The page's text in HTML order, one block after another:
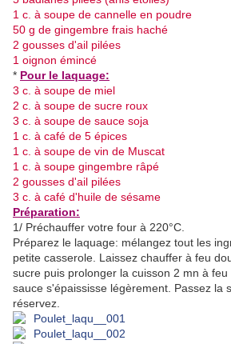
1 c. à soupe de cannelle en poudre
50 g de gingembre frais haché
2 gousses d'ail pilées
1 oignon émincé
* Pour le laquage:
3 c. à soupe de miel
2 c. à soupe de sucre roux
3 c. à soupe de sauce soja
1 c. à café de 5 épices
1 c. à soupe de vin de Muscat
1 c. à soupe gingembre râpé
2 gousses d'ail pilées
3 c. à café d'huile de sésame
Préparation:
1/ Préchauffer votre four à 220°C.
Préparez le laquage: mélangez tout les
petite casserole. Laissez chauffer à feu
sucre puis prolonger la cuisson 2 mn à
sauce s'épaississe légèrement. Passez la
réservez.